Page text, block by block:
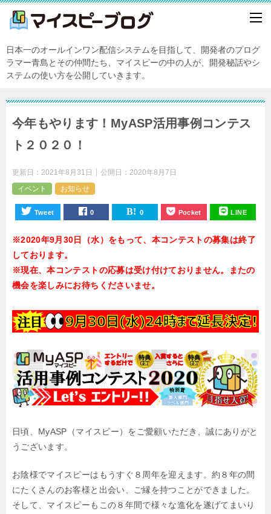
日本一のオールインワン配信システムを目指して、開発者のプログ
ラマー青島とその仲間たち、マイスピーの中の人が、開発秘話やシ
ステムの使い方を公開していきます。
今年もやります！MyASP活用事例コンテス
ト２０２０！
更新日： 2021年8月31日 公開日： 2020年8月7日
イベント
お知らせ
Tweet 0 0 Pocket LINE
※2020年9月30日（水）をもって、本コンテストの募集は終了
しております。
※現在、本コンテストの応募は受け付けておりません。またの
機会を楽しみにお待ちくださいませ。
日頃、MyASP（マイスピー）をご愛顧いただき、誠にありがと
うございます。
お陰様でマイスピーはもうすぐ８周年を迎えます。約８年の間
にたくさんのお客様と出会い、ご縁を持つことができました。
そして、マイスピーもこの８年間で様々な進化を遂げてまいり